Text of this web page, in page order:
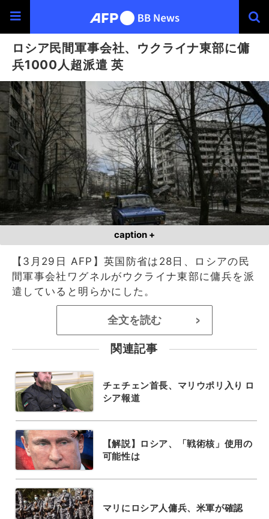
ロシア民間軍事会社、ウクライナ東部に傭
兵1000人超派遣 英
caption +
【3月29日 AFP】英国防省は28日、ロシアの民
間軍事会社ワグネルがウクライナ東部に傭兵を派
遣していると明らかにした。
全文を読む >
関連記事
チェチェン首長、マリウポリ入り ロ
シア報道
【解説】ロシア、「戦術核」使用の
可能性は
マリにロシア人傭兵、米軍が確認